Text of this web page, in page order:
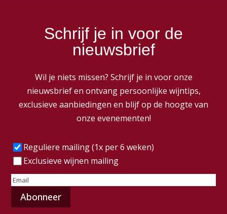
Schrijf je in voor de
nieuwsbrief
Wil je niets missen? Schrijf je in voor onze
nieuwsbrief en ontvang persoonlijke wijntips,
exclusieve aanbiedingen en blijf op de hoogte van
onze evenementen!
Frequentie(Vereist)
Reguliere mailing (1x per 6 weken)
Exclusieve wijnen mailing
E-
mailadres(Vereist)